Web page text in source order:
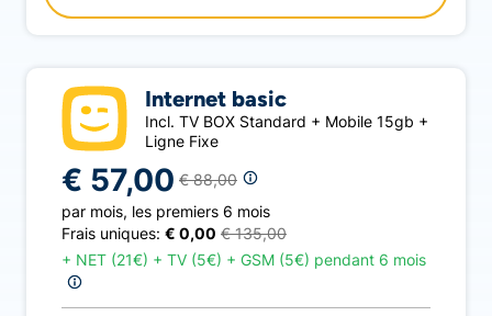
Internet basic
Incl. TV BOX Standard + Mobile 15gb +
Ligne Fixe
€ 57,00 € 88,00
par mois, les premiers 6 mois
Frais uniques: € 0,00 € 135,00
+ NET (21€) + TV (5€) + GSM (5€) pendant 6 mois